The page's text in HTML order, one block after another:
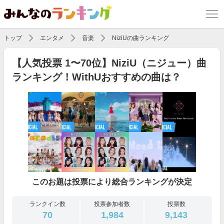
トップ エンタメ 音楽 NiziUの曲ランキング
【人気投票 1〜70位】NiziU（ニジュー）曲
ランキング！WithUおすすめの曲は？
このお題は投票により総合ランキングが決定
ランクイン数
70
投票参加者数
1,984
投票数
9,143